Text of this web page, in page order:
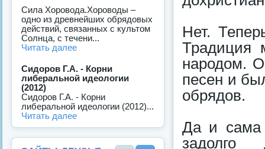
Нет.
Традиция
народом.
песен и
обрядов.
Да и сама
Сила Хоровода.Хороводы –
одно из древнейших обрядовых
действий, связанных с культом
Солнца, с течени...
Читать далее
Сидоров Г.А. - Корни
либеральной идеологии
(2012)
Сидоров Г.А. - Корни
либеральной идеологии (2012)...
Читать далее